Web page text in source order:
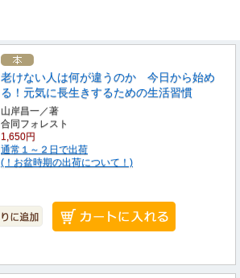
老けない人は何が違うのか 今日から始め
る！元気に長生きするための生活習慣
山岸昌一／著
合同フォレスト
1,650円
通常１～２日で出荷
(！お盆時期の出荷について！)